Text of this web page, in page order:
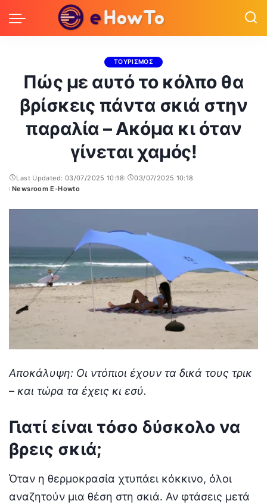
ΤΟΥΡΙΣΜΟΣ
Πώς με αυτό το κόλπο θα
βρίσκεις πάντα σκιά στην
παραλία – Ακόμα κι όταν
γίνεται χαμός!
Last Updated: 03/07/2025 10:18
03/07/2025 10:18
Posted
Newsroom E-Howto
Αποκάλυψη: Οι ντόπιοι έχουν τα δικά τους τρικ
– και τώρα τα έχεις κι εσύ.
Γιατί είναι τόσο δύσκολο να
βρεις σκιά;
Όταν η θερμοκρασία χτυπάει κόκκινο, όλοι
αναζητούν μια θέση στη σκιά. Αν φτάσεις μετά